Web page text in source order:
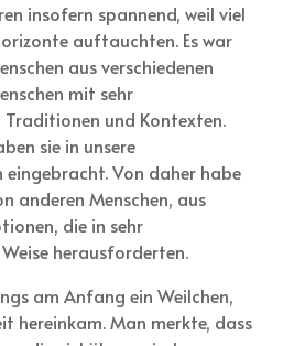
insofern spannend, weil viel
auftauchten. Es war
aus verschiedenen
mit sehr
Traditionen und Kontexten.
sie in unsere
eingebracht. Von daher habe
anderen Menschen, aus
die in sehr
herausforderten.
am Anfang ein Weilchen,
hereinkam. Man merkte, dass